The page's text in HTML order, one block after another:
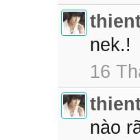
nek.!
16
nào